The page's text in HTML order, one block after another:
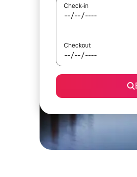
Check-in
Checkout